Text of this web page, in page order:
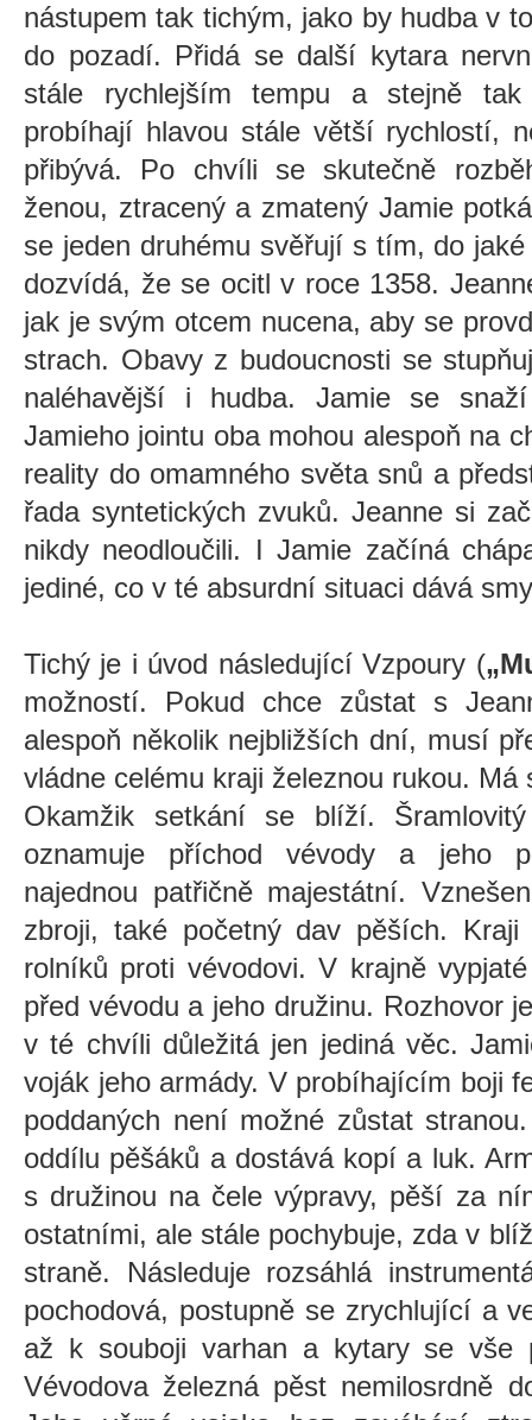
nástupem tak tichým, jako by hudba v
do pozadí. Přidá se další kytara
stále rychlejším tempu a stejně tak
probíhají hlavou stále větší rychlostí,
přibývá. Po chvíli se skutečně
ženou, ztracený a zmatený Jamie
se jeden druhému svěřují s tím, do
dozvídá, že se ocitl v roce 1358.
jak je svým otcem nucena, aby se
strach. Obavy z budoucnosti se
naléhavější i hudba. Jamie se
Jamieho jointu oba mohou alespoň na
reality do omamného světa snů a
řada syntetických zvuků. Jeanne si
nikdy neodloučili. I Jamie začíná
jediné, co v té absurdní situaci dává
Tichý je i úvod následující Vzpoury (
možností. Pokud chce zůstat s
alespoň několik nejbližších dní, musí
vládne celému kraji železnou rukou.
Okamžik setkání se blíží.
oznamuje příchod vévody a jeho
najednou patřičně majestátní.
zbroji, také početný dav pěších. Kraji
rolníků proti vévodovi. V krajně
před vévodu a jeho družinu. Rozhovor
v té chvíli důležitá jen jediná věc.
voják jeho armády. V probíhajícím boji
poddaných není možné zůstat
oddílu pěšáků a dostává kopí a luk.
s družinou na čele výpravy, pěší za
ostatními, ale stále pochybuje, zda v
straně. Následuje rozsáhlá
pochodová, postupně se zrychlující a
až k souboji varhan a kytary se vše
Vévodova železná pěst nemilosrdně